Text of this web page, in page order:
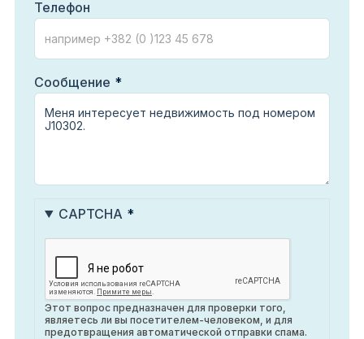
Телефон
Сообщение
CAPTCHA
Этот вопрос предназначен для проверки того,
являетесь ли вы посетителем-человеком, и для
предотвращения автоматической отправки спама.